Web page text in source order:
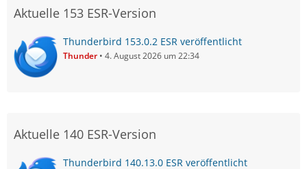
Aktuelle 153 ESR-Version
Thunderbird 153.0.2 ESR veröffentlicht
Thunder 4. August 2026 um 22:34
Aktuelle 140 ESR-Version
Thunderbird 140.13.0 ESR veröffentlicht